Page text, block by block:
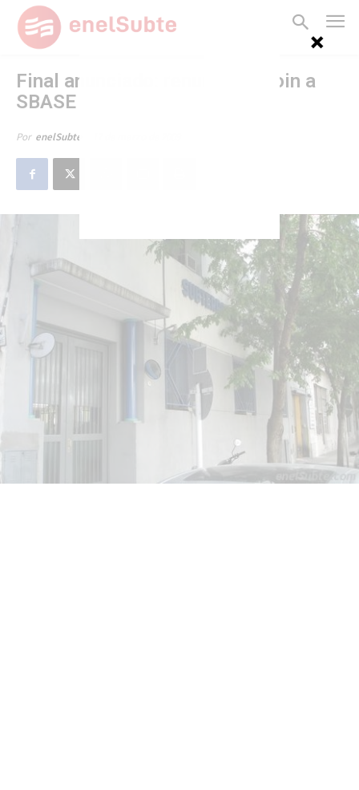
Final anunciado: renunció Irigoin a
SBASE
Por enelSubte